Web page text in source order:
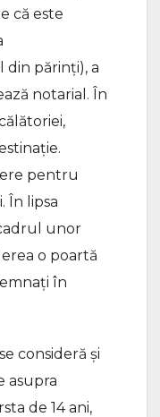
că este
părinți), a
notarial. În
pentru
În lipsa
unor
o poartă
în
consideră şi
asupra
de 14 ani,